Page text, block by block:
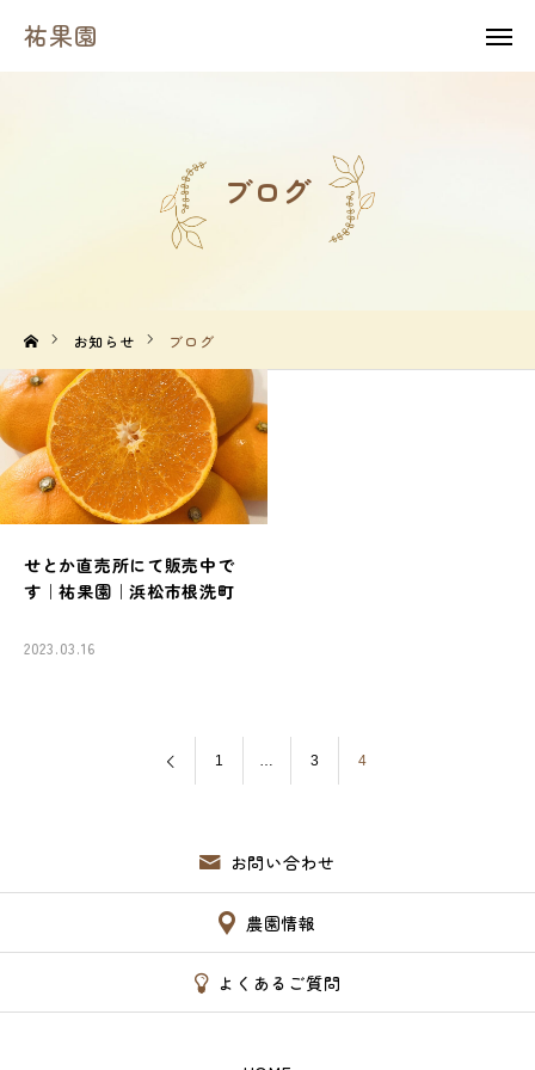
祐果園
ブログ
お知らせ ブログ
せとか直売所にて販売中で
す｜祐果園｜浜松市根洗町
2023.03.16
1 … 3 4
お問い合わせ
農園情報
よくあるご質問
祐果園
農園の１年間
よくあるご質問
求人情報
農園情報
お知らせ
お問い合わせ